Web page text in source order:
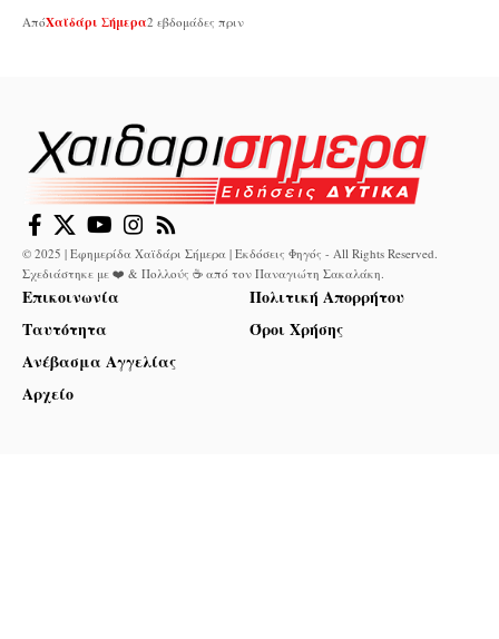
ΑπόΧαϊδάρι Σήμερα2 εβδομάδες πριν
© 2025 | Εφημερίδα Χαϊδάρι Σήμερα | Εκδόσεις Φηγός - All Rights Reserved.
Σχεδιάστηκε με ❤️ & Πολλούς ☕ από τον Παναγιώτη Σακαλάκη
Επικοινωνία
Ταυτότητα
Ανέβασμα Αγγελίας
Αρχείο
Πολιτική Απορρήτου
Όροι Χρήσης